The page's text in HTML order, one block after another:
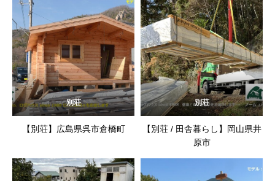
別荘
【別荘】広島県呉市倉橋町
別荘
【別荘 / 田舎暮らし】岡山県井
原市